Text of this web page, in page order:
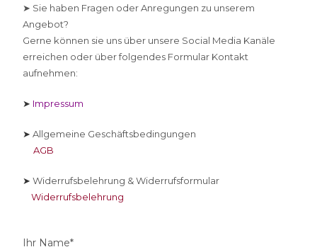
➤ Sie haben Fragen oder Anregungen zu unserem
Angebot?
Gerne können sie uns über unsere Social Media Kanäle
erreichen oder über folgendes Formular Kontakt
aufnehmen:
➤ Impressum
➤ Allgemeine Geschäftsbedingungen
AGB
➤Widerrufsbelehrung & Widerrufsformular
Widerrufsbelehrung
Ihr Name*